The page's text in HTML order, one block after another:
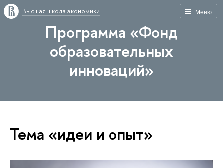
Меню
Высшая школа экономики
Программа «Фонд
образовательных
инноваций»
Тема «идеи и опыт»